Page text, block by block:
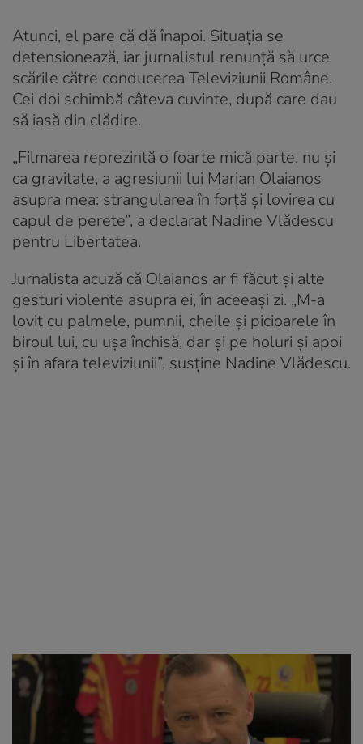
Atunci, el pare că dă înapoi. Situația se
detensionează, iar jurnalistul renunță să urce
scările către conducerea Televiziunii Române.
Cei doi schimbă câteva cuvinte, după care dau
să iasă din clădire.
„Filmarea reprezintă o foarte mică parte, nu și
ca gravitate, a agresiunii lui Marian Olaianos
asupra mea: strangularea în forță și lovirea cu
capul de perete”, a declarat Nadine Vlădescu
pentru Libertatea.
Jurnalista acuză că Olaianos ar fi făcut și alte
gesturi violente asupra ei, în aceeași zi. „M-a
lovit cu palmele, pumnii, cheile și picioarele în
biroul lui, cu ușa închisă, dar și pe holuri și apoi
și în afara televiziunii”, susține Nadine Vlădescu.